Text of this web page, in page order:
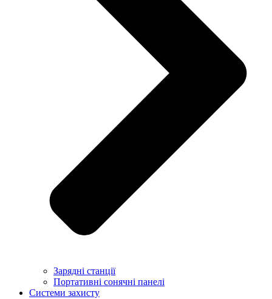
Зарядні станції
Портативні сонячні панелі
Системи захисту